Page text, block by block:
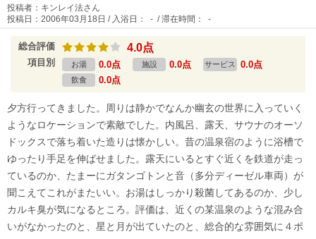
投稿者：キンレイ法さん
投稿日：2006年03月18日 / 入浴日： - / 滞在時間： -
総合評価 4.0点
項目別 お湯 0.0点 施設 0.0点 サービス 0.0点
飲食 0.0点
夕方行ってきました。周りは静かでなんか幽玄の世界に入っていく
ようなロケーションで素敵でした。内風呂、露天、サウナのオーソ
ドックスで落ち着いた造りは懐かしい。昔の温泉宿のように浴槽で
ゆったり手足を伸ばせました。露天にいるとすぐ近くを鉄道が走っ
ているのか、たまーにガタンゴトンと音（多分ディーゼル車両）が
聞こえてこれがまたいい。お湯はしっかり殺菌してあるのか、少し
カルキ臭が気になるところ。評価は、近くの某温泉のような混み合
いがなかったのと、星と月が出ていたのと、総合的な雰囲気に４ポ